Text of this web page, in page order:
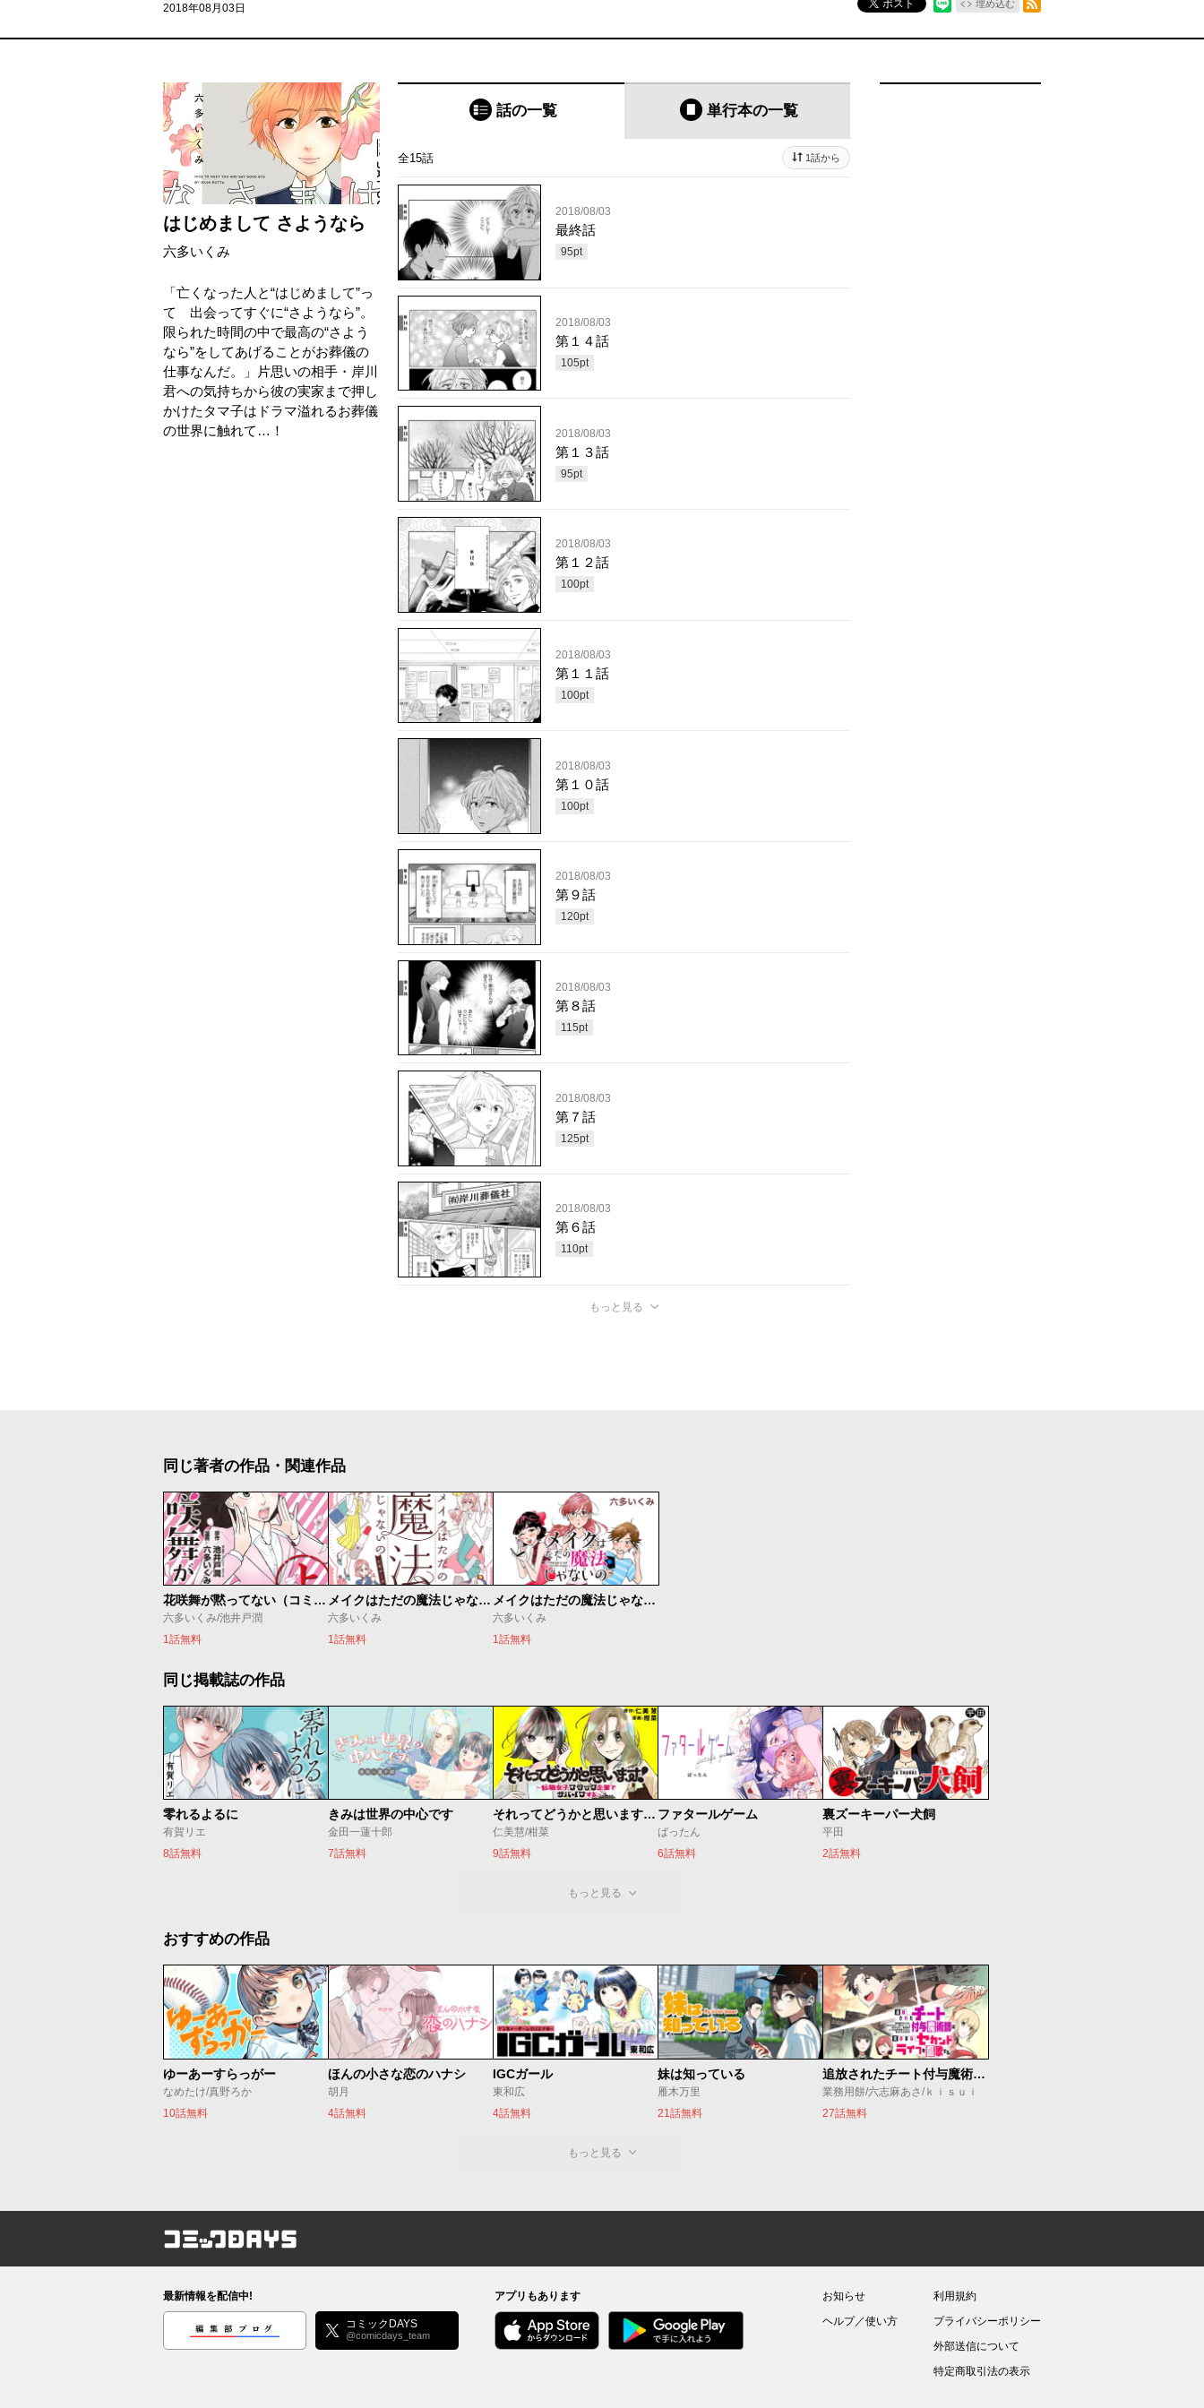
2018年08月03日 ポスト 埋め込む
はじめまして さようなら
六多いくみ
「亡くなった人と“はじめまして”っ
て 出会ってすぐに“さようなら”。
限られた時間の中で最高の“さよう
なら”をしてあげることがお葬儀の
仕事なんだ。」片思いの相手・岸川
君への気持ちから彼の実家まで押し
かけたタマ子はドラマ溢れるお葬儀
の世界に触れて…！
話の一覧 単行本の一覧
全15話 1話から
2018/08/03
最終話
95pt
2018/08/03
第１４話
105pt
2018/08/03
第１３話
95pt
2018/08/03
第１２話
100pt
2018/08/03
第１１話
100pt
2018/08/03
第１０話
100pt
2018/08/03
第９話
120pt
2018/08/03
第８話
115pt
2018/08/03
第７話
125pt
2018/08/03
第６話
110pt
もっと見る
同じ著者の作品・関連作品
花咲舞が黙ってない（コミカライズ）
六多いくみ/池井戸潤
1話無料
メイクはただの魔法じゃないの ビギナーズ
六多いくみ
1話無料
メイクはただの魔法じゃないの
六多いくみ
1話無料
同じ掲載誌の作品
零れるよるに
有賀リエ
8話無料
きみは世界の中心です
金田一蓮十郎
7話無料
それってどうかと思います！～転職女子、ブラック企業でサバイブする。～
仁美慧/柑菜
9話無料
ファタールゲーム
ばったん
6話無料
裏ズーキーパー犬飼
平田
2話無料
もっと見る
おすすめの作品
ゆーあーすらっがー
なめたけ/真野ろか
10話無料
ほんの小さな恋のハナシ
胡月
4話無料
IGCガール
東和広
4話無料
妹は知っている
雁木万里
21話無料
追放されたチート付与魔術師は気ままなセカンドライフを謳歌する。 ～俺は武器だけじゃなく、あらゆるものに『強化ポイント』を付与できるし、俺の意思でいつでも効果を解除できるけど、残った人たち大丈夫？～
業務用餅/六志麻あさ/ｋｉｓｕｉ
27話無料
もっと見る
コミックDAYS
最新情報を配信中!
編集部ブログ コミックDAYS
@comicdays_team
アプリもあります
お知らせ
ヘルプ／使い方
利用規約
プライバシーポリシー
外部送信について
特定商取引法の表示